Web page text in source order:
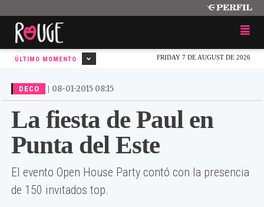
FRIDAY 7 DE AUGUST DE 2026
ÚLTIMO MOMENTO
DECO | 08-01-2015 08:15
La fiesta de Paul en
Punta del Este
El evento Open House Party contó con la presencia
de 150 invitados top.